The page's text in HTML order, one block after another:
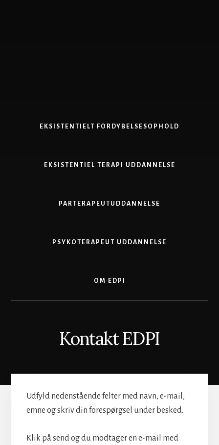
EKSISTENTIELT FORDYBELSESOPHOLD
EKSISTENTIEL TERAPI UDDANNELSE
PARTERAPEUTUDDANNELSE
PSYKOTERAPEUT UDDANNELSE
OM EDPI
Kontakt EDPI
Udfyld nedenstående felter med navn, e-mail,
emne og skriv din forespørgsel under besked.
Klik på send og du modtager en e-mail med